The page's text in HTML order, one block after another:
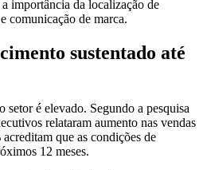
importância da localização de
comunicação de marca.
sustentado até
setor é elevado. Segundo a pesquisa
relataram aumento nas vendas
que as condições de
12 meses.